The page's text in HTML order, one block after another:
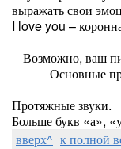
выражать свои
I love you –
Возможно, ваш
Основные
Протяжные звуки.
Больше букв «а»,
вверх^ к полной